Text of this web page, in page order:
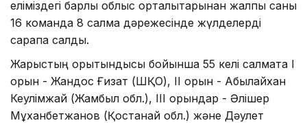
еліміздегі барлық облыс орталықтарынан жалпы саны
16 команда 8 салмақ дәрежесінде жүлделерді
сарапқа салды.
Жарыстың қорытындысы бойынша 55 келі салмақта І
орын - Жандос Ғизат (ШҚО), ІІ орын - Абылайхан
Кеулімжай (Жамбыл обл.), ІІІ орындар - Әлішер
Мұханбетжанов (Қостанай обл.) және Дәулет